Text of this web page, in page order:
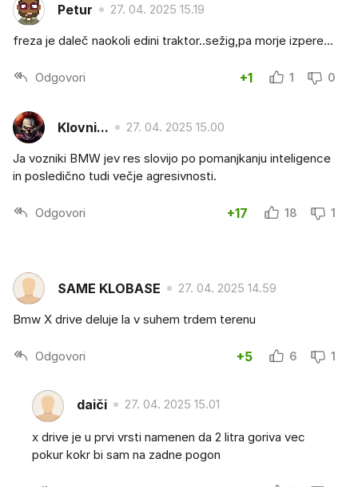
Petur 27. 04. 2025 15.19
freza je daleč naokoli edini traktor..sežig,pa morje izpere...
Odgovori +1 1 0
Klovni... 27. 04. 2025 15.00
Ja vozniki BMW jev res slovijo po pomanjkanju inteligence
in posledično tudi večje agresivnosti.
Odgovori +17 18 1
SAME KLOBASE 27. 04. 2025 14.59
Bmw X drive deluje la v suhem trdem terenu
Odgovori +5 6 1
daiči 27. 04. 2025 15.01
x drive je u prvi vrsti namenen da 2 litra goriva vec
pokur kokr bi sam na zadne pogon